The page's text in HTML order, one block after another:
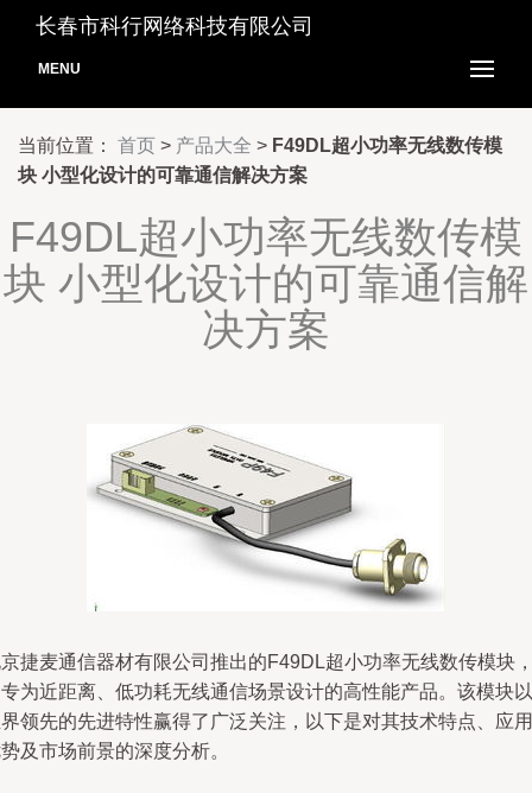
长春市科行网络科技有限公司
MENU
当前位置： 首页 > 产品大全 > F49DL超小功率无线数传模
块 小型化设计的可靠通信解决方案
F49DL超小功率无线数传模
块 小型化设计的可靠通信解
决方案
捷麦通信器材有限公司推出的F49DL超小功率无线数传模块
为近距离、低功耗无线通信场景设计的高性能产品。该模块以
领先的先进特性赢得了广泛关注，以下是对其技术特点、应用
及市场前景的深度分析。